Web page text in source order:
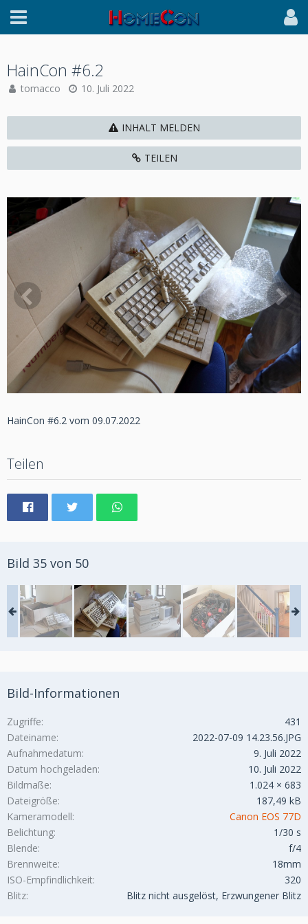
HainCon #6.2
tomacco 10. Juli 2022
INHALT MELDEN
TEILEN
HainCon #6.2 vom 09.07.2022
Teilen
Bild 35 von 50
Bild-Informationen
Zugriffe
431
Dateiname
2022-07-09 14.23.56.JPG
Aufnahmedatum
9. Juli 2022
Datum hochgeladen
10. Juli 2022
Bildmaße
1.024 × 683
Dateigröße
187,49 kB
Kameramodell
Canon EOS 77D
Belichtung
1/30 s
Blende
f/4
Brennweite
18mm
ISO-Empfindlichkeit
320
Blitz
Blitz nicht ausgelöst, Erzwungener Blitz